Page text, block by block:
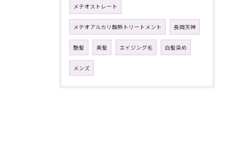
メテオストレート
メテオアルカリ酸熱トリートメント 長岡天神
艶髪 美髪 エイジング毛 白髪染め
メンズ